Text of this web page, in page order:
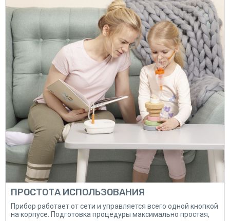
ПРОСТОТА ИСПОЛЬЗОВАНИЯ
Прибор работает от сети и управляется всего одной кнопкой
на корпусе. Подготовка процедуры максимально простая,